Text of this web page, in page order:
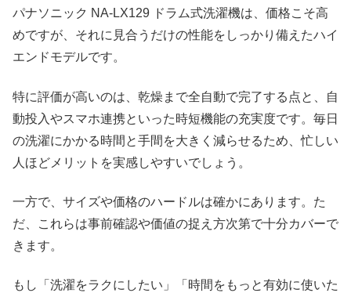
パナソニック NA-LX129 ドラム式洗濯機は、価格こそ高
めですが、それに見合うだけの性能をしっかり備えたハイ
エンドモデルです。
特に評価が高いのは、乾燥まで全自動で完了する点と、自
動投入やスマホ連携といった時短機能の充実度です。毎日
の洗濯にかかる時間と手間を大きく減らせるため、忙しい
人ほどメリットを実感しやすいでしょう。
一方で、サイズや価格のハードルは確かにあります。た
だ、これらは事前確認や価値の捉え方次第で十分カバーで
きます。
もし「洗濯をラクにしたい」「時間をもっと有効に使いた